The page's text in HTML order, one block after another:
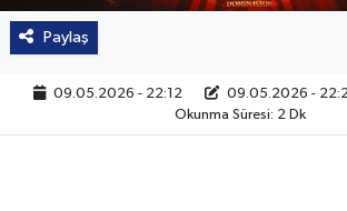
Paylaş
09.05.2026 - 22:12 09.05.2026 -
Okunma Süresi: 2 Dk